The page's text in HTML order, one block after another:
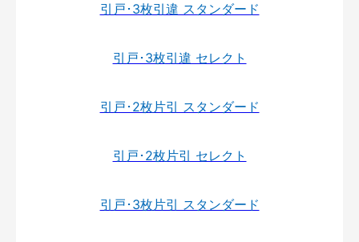
引戸･3枚引違 スタンダード
引戸･3枚引違 セレクト
引戸･2枚片引 スタンダード
引戸･2枚片引 セレクト
引戸･3枚片引 スタンダード